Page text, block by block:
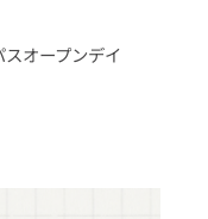
スオープンデイ